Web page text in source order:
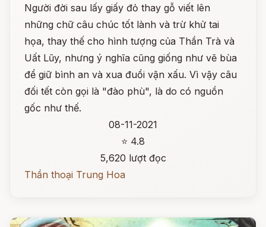
Người đời sau lấy giấy đỏ thay gỗ viết lên
những chữ câu chúc tốt lành và trừ khử tai
họa, thay thế cho hình tượng của Thần Trà và
Uất Lũy, nhưng ý nghĩa cũng giống như vẽ bùa
để giữ bình an và xua đuổi vận xấu. Vì vậy câu
đối tết còn gọi là "đào phù", là do có nguồn
gốc như thế.
08-11-2021
⭐ 4.8
5,620 lượt đọc
Thần thoại Trung Hoa